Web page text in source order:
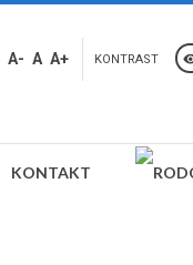
A- A A+ KONTRAST
KONTAKT